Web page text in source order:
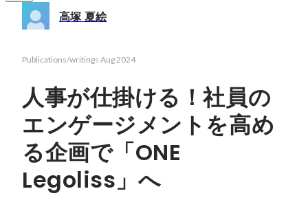
高塚 夏絵
Publications/writings Aug 2024
人事が仕掛ける！社員の
エンゲージメントを高め
る企画で「ONE
Legoliss」へ